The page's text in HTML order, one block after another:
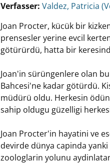
Verfasser: Suche nach
Valdez, Patricia
Joan Procter, kücük bir
prensesler yerine evcil
götürürdü, hatta bir
Joan'in sürüngenlere olan
Bahcesi'ne kadar götürdü.
müdürü oldu. Herkesin
sahip oldugu güzelligi
Joan Procter'in hayatini ve
devirde dünya capinda
zoologlarin yolunu